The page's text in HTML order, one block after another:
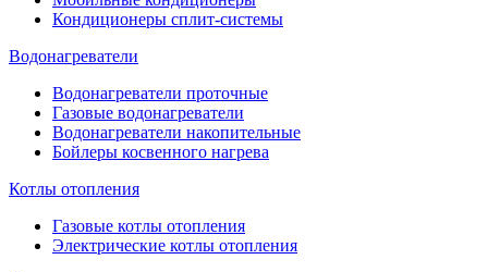
Кондиционеры сплит-системы
Водонагреватели
Водонагреватели проточные
Газовые водонагреватели
Водонагреватели накопительные
Бойлеры косвенного нагрева
Котлы отопления
Газовые котлы отопления
Электрические котлы отопления